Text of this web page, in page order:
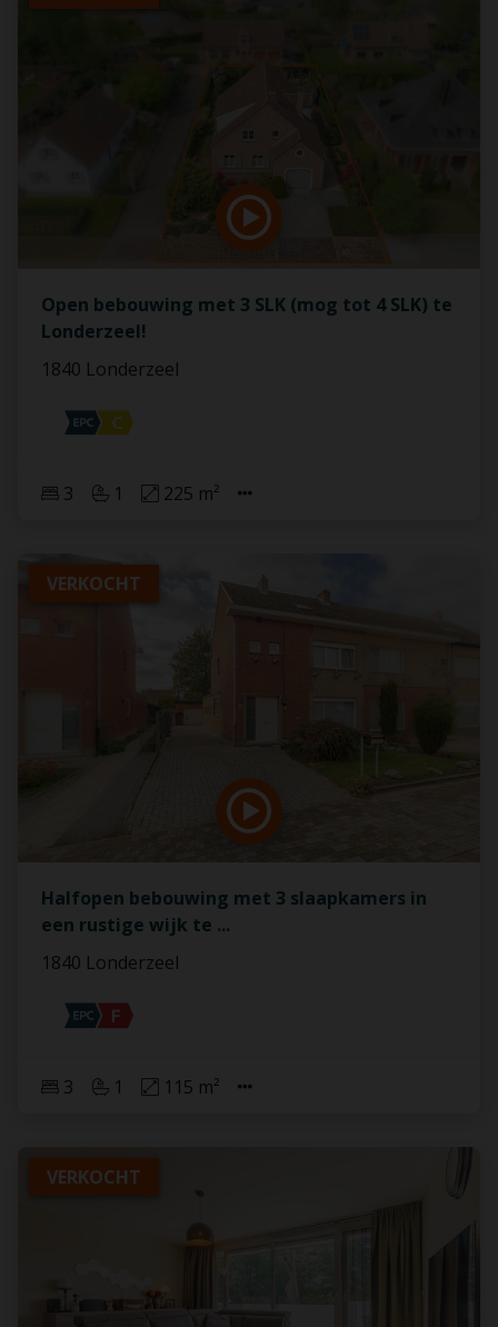
Open bebouwing met 3 SLK (mog tot 4 SLK) te
Londerzeel!
1840 Londerzeel
3 1 225 m²
VERKOCHT
Halfopen bebouwing met 3 slaapkamers in
een rustige wijk te ...
1840 Londerzeel
3 1 115 m²
VERKOCHT